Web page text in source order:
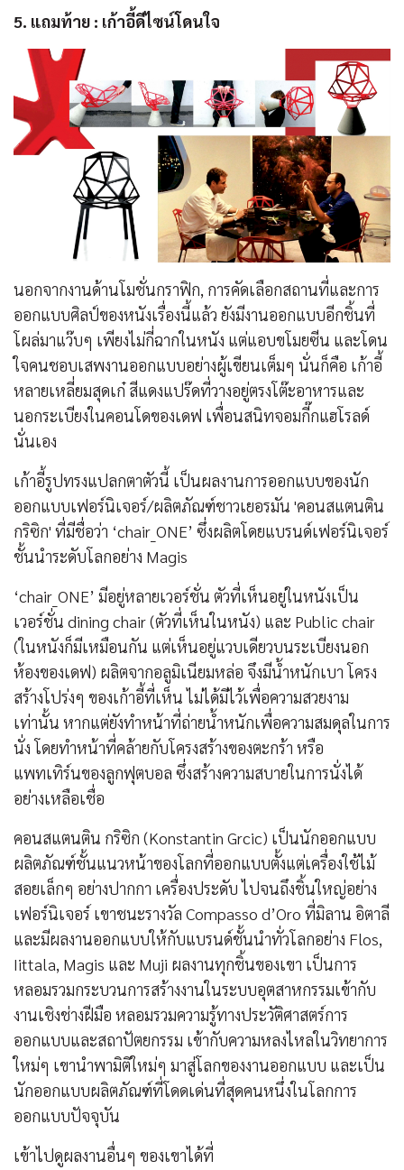
5. แถมท้าย : เก้าอี้ดีไซน์โดนใจ
นอกจากงานด้านโมชั่นกราฟิก, การคัดเลือกสถานที่และการ
ออกแบบศิลป์ของหนังเรื่องนี้แล้ว ยังมีงานออกแบบอีกชิ้นที่
โผล่มาแว๊บๆ เพียงไม่กี่ฉากในหนัง แต่แอบขโมยซีน และโดน
ใจคนชอบเสพงานออกแบบอย่างผู้เขียนเต็มๆ นั่นก็คือ เก้าอี้
หลายเหลี่ยมสุดเก๋ สีแดงแปร๊ดที่วางอยู่ตรงโต๊ะอาหารและ
นอกระเบียงในคอนโดของเดฟ เพื่อนสนิทจอมกี๊กแฮโรลด์
นั่นเอง
เก้าอี้รูปทรงแปลกตาตัวนี้ เป็นผลงานการออกแบบของนัก
ออกแบบเฟอร์นิเจอร์/ผลิตภัณฑ์ชาวเยอรมัน 'คอนสแตนติน
กริซิก' ที่มีชื่อว่า ‘chair_ONE’ ซึ่งผลิตโดยแบรนด์เฟอร์นิเจอร์
ชั้นนำระดับโลกอย่าง Magis
‘chair_ONE’ มีอยู่หลายเวอร์ชั่น ตัวที่เห็นอยู่ในหนังเป็น
เวอร์ชั่น dining chair (ตัวที่เห็นในหนัง) และ Public chair
(ในหนังก็มีเหมือนกัน แต่เห็นอยู่แวบเดียวบนระเบียงนอก
ห้องของเดฟ) ผลิตจากอลูมิเนียมหล่อ จึงมีน้ำหนักเบา โครง
สร้างโปร่งๆ ของเก้าอี้ที่เห็น ไม่ได้มีไว้เพื่อความสวยงาม
เท่านั้น หากแต่ยังทำหน้าที่ถ่ายน้ำหนักเพื่อความสมดุลในการ
นั่ง โดยทำหน้าที่คล้ายกับโครงสร้างของตะกร้า หรือ
แพทเทิร์นของลูกฟุตบอล ซึ่งสร้างความสบายในการนั่งได้
อย่างเหลือเชื่อ
คอนสแตนติน กริซิก (Konstantin Grcic) เป็นนักออกแบบ
ผลิตภัณฑ์ชั้นแนวหน้าของโลกที่ออกแบบตั้งแต่เครื่องใช้ไม้
สอยเล็กๆ อย่างปากกา เครื่องประดับ ไปจนถึงชิ้นใหญ่อย่าง
เฟอร์นิเจอร์ เขาชนะรางวัล Compasso d’Oro ที่มิลาน อิตาลี
และมีผลงานออกแบบให้กับแบรนด์ชั้นนำทั่วโลกอย่าง Flos,
Iittala, Magis และ Muji ผลงานทุกชิ้นของเขา เป็นการ
หลอมรวมกระบวนการสร้างงานในระบบอุตสาหกรรมเข้ากับ
งานเชิงช่างฝีมือ หลอมรวมความรู้ทางประวัติศาสตร์การ
ออกแบบและสถาปัตยกรรม เข้ากับความหลงไหลในวิทยาการ
ใหม่ๆ เขานำพามิติใหม่ๆ มาสู่โลกของงานออกแบบ และเป็น
นักออกแบบผลิตภัณฑ์ที่โดดเด่นที่สุดคนหนึ่งในโลกการ
ออกแบบปัจจุบัน
เข้าไปดูผลงานอื่นๆ ของเขาได้ที่